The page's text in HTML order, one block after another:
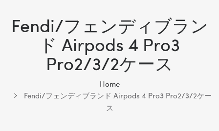
Fendi/フェンディブラン
ド Airpods 4 Pro3
Pro2/3/2ケース
Home
Fendi/フェンディブランド Airpods 4 Pro3 Pro2/3/2ケー
ス